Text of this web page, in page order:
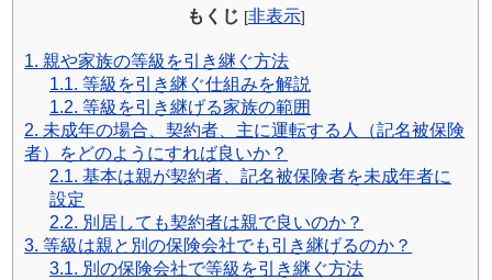
もくじ [非表示]
1. 親や家族の等級を引き継ぐ方法
1.1. 等級を引き継ぐ仕組みを解説
1.2. 等級を引き継げる家族の範囲
2. 未成年の場合、契約者、主に運転する人（記名被保険
者）をどのようにすれば良いか？
2.1. 基本は親が契約者、記名被保険者を未成年者に
設定
2.2. 別居しても契約者は親で良いのか？
3. 等級は親と別の保険会社でも引き継げるのか？
3.1. 別の保険会社で等級を引き継ぐ方法